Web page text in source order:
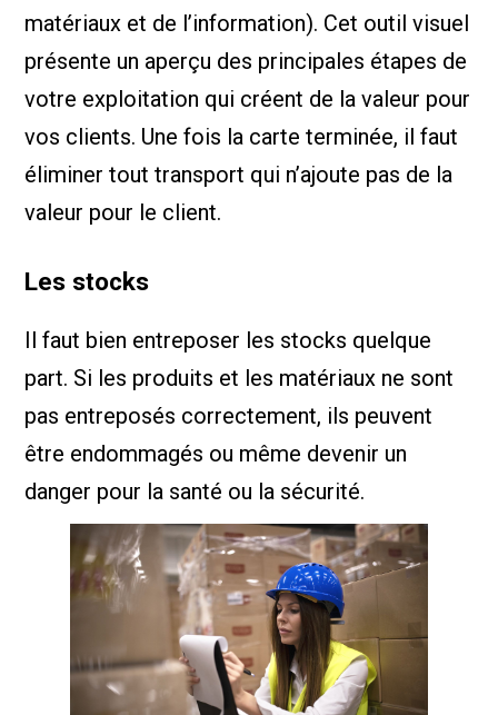
matériaux et de l’information). Cet outil visuel
présente un aperçu des principales étapes de
votre exploitation qui créent de la valeur pour
vos clients. Une fois la carte terminée, il faut
éliminer tout transport qui n’ajoute pas de la
valeur pour le client.
Les stocks
Il faut bien entreposer les stocks quelque
part. Si les produits et les matériaux ne sont
pas entreposés correctement, ils peuvent
être endommagés ou même devenir un
danger pour la santé ou la sécurité.